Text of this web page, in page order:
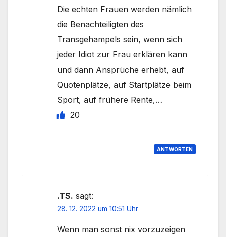
Die echten Frauen werden nämlich
die Benachteiligten des
Transgehampels sein, wenn sich
jeder Idiot zur Frau erklären kann
und dann Ansprüche erhebt, auf
Quotenplätze, auf Startplätze beim
Sport, auf frühere Rente,…
20
ANTWORTEN
.TS. sagt:
28. 12. 2022 um 10:51 Uhr
Wenn man sonst nix vorzuzeigen